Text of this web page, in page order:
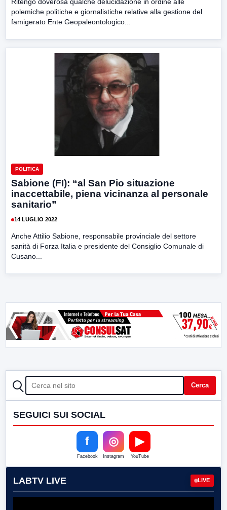
polemiche politiche e giornalistiche relative alla gestione del
famigerato Ente Geopaleontologico...
POLITICA
Sabione (FI): “al San Pio situazione
inaccettabile, piena vicinanza al personale
sanitario”
14 LUGLIO 2022
Anche Attilio Sabione, responsabile provinciale del settore
sanità di Forza Italia e presidente del Consiglio Comunale di
Cusano...
CERCA Cerca
SEGUICI SUI SOCIAL
f
Facebook
◎
Instagram
▶
YouTube
LABTV LIVE LIVE